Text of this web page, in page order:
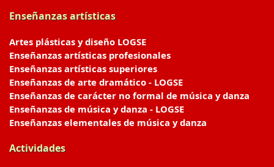
Enseñanzas artísticas
Artes plásticas y diseño LOGSE
Enseñanzas artísticas profesionales
Enseñanzas artísticas superiores
Enseñanzas de arte dramático - LOGSE
Enseñanzas de carácter no formal de música y danza
Enseñanzas de música y danza - LOGSE
Enseñanzas elementales de música y danza
Actividades